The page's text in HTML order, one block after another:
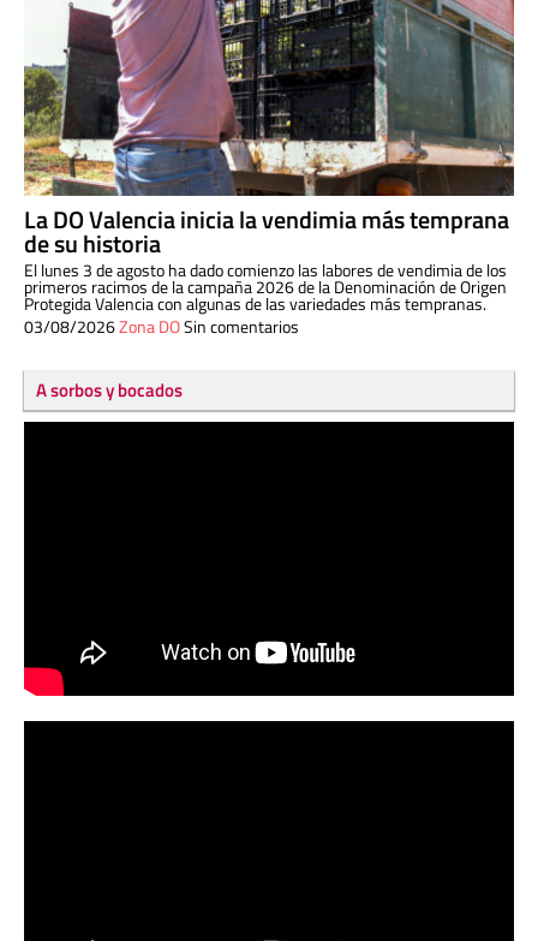
La DO Valencia inicia la vendimia más temprana
de su historia
El lunes 3 de agosto ha dado comienzo las labores de vendimia de los
primeros racimos de la campaña 2026 de la Denominación de Origen
Protegida Valencia con algunas de las variedades más tempranas.
03/08/2026Zona DOSin comentarios
A sorbos y bocados